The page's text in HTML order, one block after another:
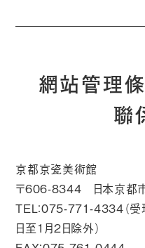
網站管理
聯
京都京瓷美術館
〒606-8344 日本京都
TEL：075-771-4334（
日至1月2日除外）